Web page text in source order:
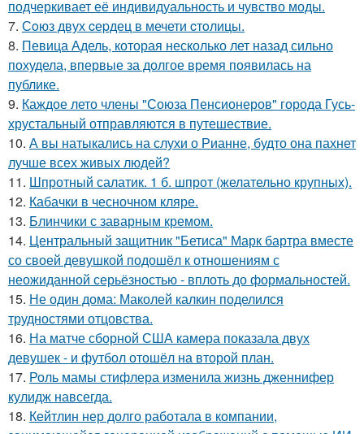
подчеркивает её индивидуальность и чувство моды.
7. Сoюз двух cеpдец в мечети cтoлицы.
8. Певица Адель, которая несколько лет назад сильно
похудела, впервые за долгое время появилась на
публике.
9. Каждое лето члены "Союза Пенсионеров" города Гусь-
хрустальный отправляются в путешествие.
10. А вы натыкались на слухи о Рианне, будто она пахнет
лучше всех живых людей?
11. Шпротный салатик. 1 б. шпрот (желательно крупных).
12. Кабачки в чесночном кляре.
13. Блинчики с заварным кремом.
14. Центральный защитник "Бетиса" Марк бартра вместе
со своей девушкой подошёл к отношениям с
неожиданной серьёзностью - вплоть до формальностей.
15. Не один дома: Маколей калкин поделился
трудностями отцовства.
16. На матче сборной США камера показала двух
девушек - и футбол отошёл на второй план.
17. Роль мамы стифлера изменила жизнь дженнифер
кулидж навсегда.
18. Кейтлин нер долго работала в компании,